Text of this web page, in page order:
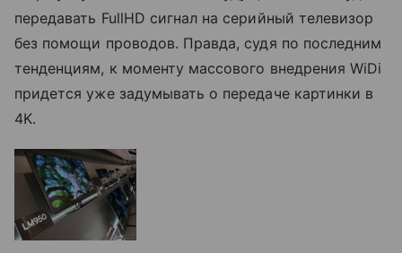
передавать FullHD сигнал на серийный телевизор
без помощи проводов. Правда, судя по последним
тенденциям, к моменту массового внедрения WiDi
придется уже задумывать о передаче картинки в
4K.